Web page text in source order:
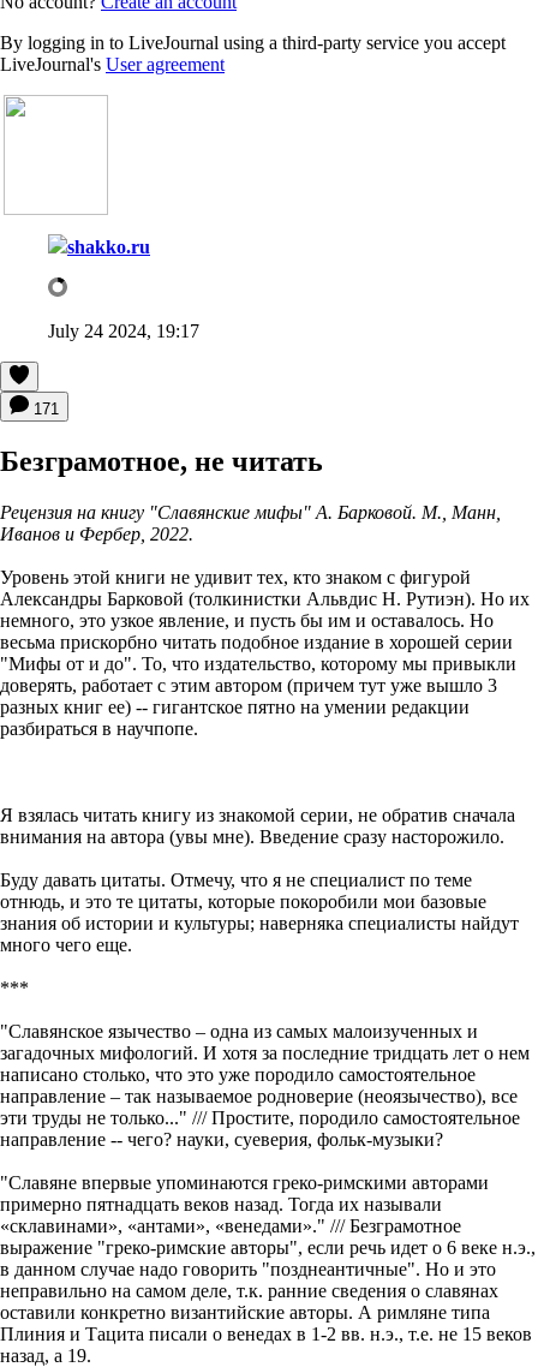
By logging in to LiveJournal using a third-party service you accept
LiveJournal's User agreement
shakko.ru
July 24 2024, 19:17
171
Безграмотное, не читать
Рецензия на книгу "Славянские мифы" А. Барковой. М., Манн,
Иванов и Фербер, 2022.
Уровень этой книги не удивит тех, кто знаком с фигурой
Александры Барковой (толкинистки Альвдис Н. Рутиэн). Но их
немного, это узкое явление, и пусть бы им и оставалось. Но
весьма прискорбно читать подобное издание в хорошей серии
"Мифы от и до". То, что издательство, которому мы привыкли
доверять, работает с этим автором (причем тут уже вышло 3
разных книг ее) -- гигантское пятно на умении редакции
разбираться в научпопе.
Я взялась читать книгу из знакомой серии, не обратив сначала
внимания на автора (увы мне). Введение сразу насторожило.
Буду давать цитаты. Отмечу, что я не специалист по теме
отнюдь, и это те цитаты, которые покоробили мои базовые
знания об истории и культуры; наверняка специалисты найдут
много чего еще.
***
"Славянское язычество – одна из самых малоизученных и
загадочных мифологий. И хотя за последние тридцать лет о нем
написано столько, что это уже породило самостоятельное
направление – так называемое родноверие (неоязычество), все
эти труды не только..." /// Простите, породило самостоятельное
направление -- чего? науки, суеверия, фольк-музыки?
"Славяне впервые упоминаются греко-римскими авторами
примерно пятнадцать веков назад. Тогда их называли
«склавинами», «антами», «венедами»." /// Безграмотное
выражение "греко-римские авторы", если речь идет о 6 веке н.э.,
в данном случае надо говорить "позднеантичные". Но и это
неправильно на самом деле, т.к. ранние сведения о славянах
оставили конкретно византийские авторы. А римляне типа
Плиния и Тацита писали о венедах в 1-2 вв. н.э., т.е. не 15 веков
назад, а 19.